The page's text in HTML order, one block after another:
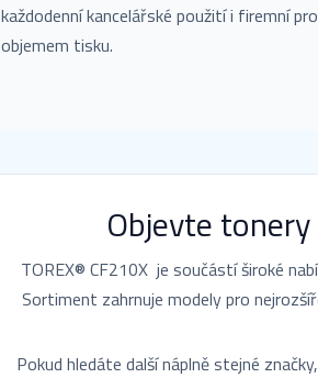
každodenní kancelářské použití i firemní
objemem tisku.
Objevte
TOREX® CF210X je součástí široké
Sortiment zahrnuje modely pro
Pokud hledáte další náplně stejné